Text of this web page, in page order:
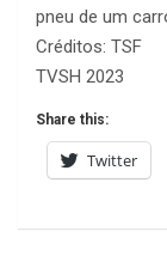
pneu de um
Créditos: TSF
TVSH 2023
Share this:
Twitter